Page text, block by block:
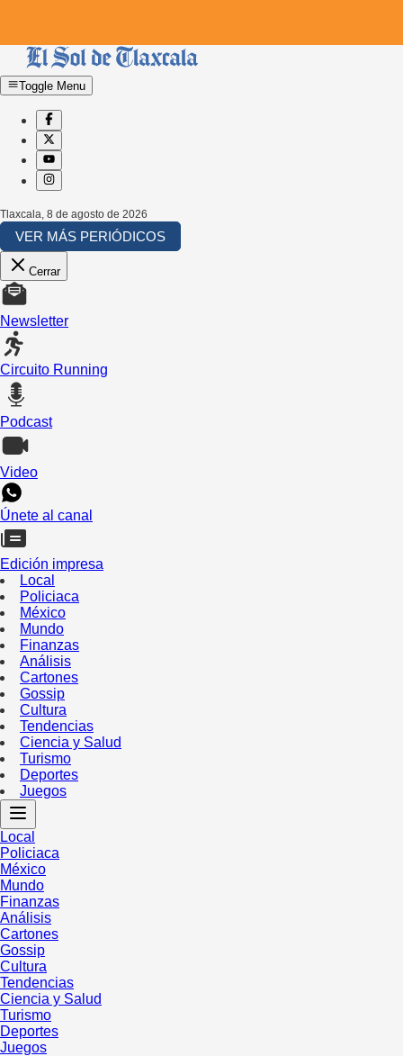
Toggle Menu
Tlaxcala 8 de agosto de 2026
VER MÁS PERIÓDICOS
Cerrar
Newsletter
Circuito Running
Podcast
Video
Únete al canal
Edición impresa
Local
Policiaca
México
Mundo
Finanzas
Análisis
Cartones
Gossip
Cultura
Tendencias
Ciencia y Salud
Turismo
Deportes
Juegos
Local
Policiaca
México
Mundo
Finanzas
Análisis
Cartones
Gossip
Cultura
Tendencias
Ciencia y Salud
Turismo
Deportes
Juegos